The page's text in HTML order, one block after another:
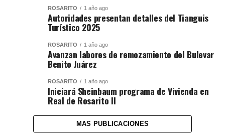
ROSARITO 1 año ago
Autoridades presentan detalles del Tianguis
Turístico 2025
ROSARITO 1 año ago
Avanzan labores de remozamiento del Bulevar
Benito Juárez
ROSARITO 1 año ago
Iniciará Sheinbaum programa de Vivienda en
Real de Rosarito II
MAS PUBLICACIONES